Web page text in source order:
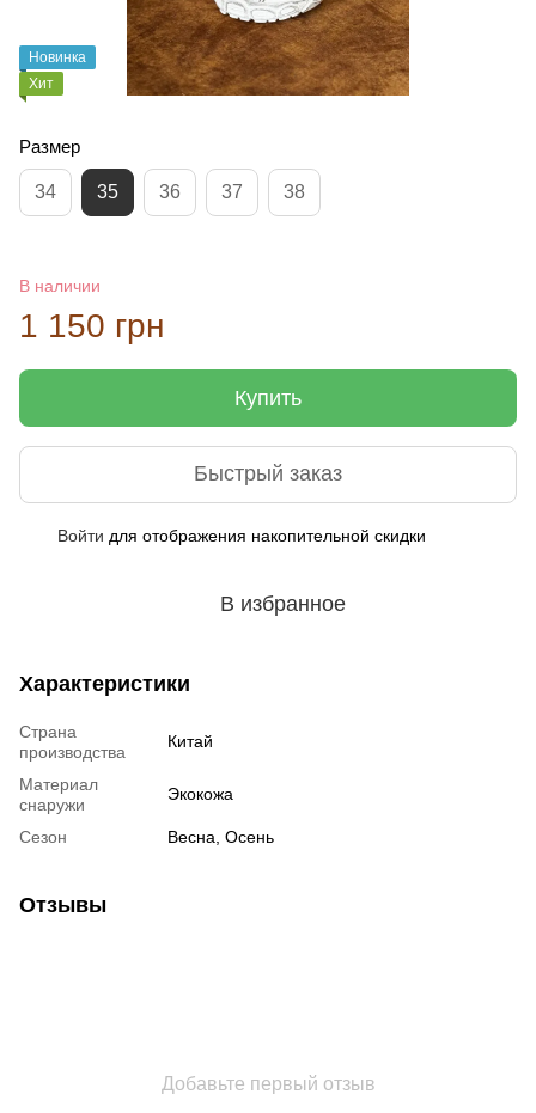
Новинка
Хит
Размер
34 35 36 37 38
В наличии
1 150 грн
Купить
Быстрый заказ
Войти для отображения накопительной скидки
В избранное
Характеристики
Страна
производства
Китай
Материал
снаружи
Экокожа
Сезон Весна, Осень
Отзывы
Добавьте первый отзыв